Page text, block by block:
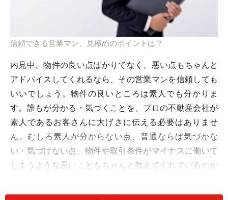
信頼できる営業マン、見極めのポイントは？
内見中、物件の良い点ばかりでなく、悪い点もちゃんと
アドバイスしてくれるなら、その営業マンを信頼しても
いいでしょう。物件の良いところは素人でも分かりま
す。誰もが分かる・気づくことを、プロの不動産会社が
素人であるお客さんに大げさに伝える必要はありませ
ん。むしろ素人が分からない点、普通ならば気づかな
い・気づけない点、物件や取引条件がマイナスに働いて
しまうような悪いこともちゃんと教えてくれているのか